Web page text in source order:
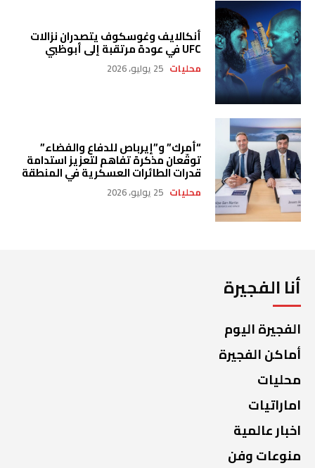
أنكالايف وغوسكوف يتصدران نزالات
UFC في عودة مرتقبة إلى أبوظبي
محليات 25 يوليو، 2026
“أمرك” و”إيرباص للدفاع والفضاء”
توقّعان مذكرة تفاهم لتعزيز استدامة
قدرات الطائرات العسكرية في المنطقة
محليات 25 يوليو، 2026
أنا الفجيرة
الفجيرة اليوم
أماكن الفجيرة
محليات
اماراتيات
اخبار عالمية
منوعات وفن